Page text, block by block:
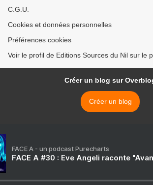
C.G.U.
Cookies et données personnelles
Préférences cookies
Voir le profil de Editions Sources du Nil sur le
Créer un blog sur
Créer un blog
FACE A - un podcast Purecharts
FACE A #30 : Eve Angeli raconte